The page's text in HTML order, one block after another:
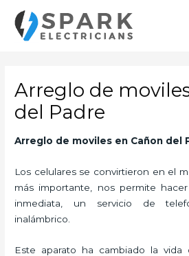
contenido
Arreglo de
del Padre
Arreglo de moviles en Cañon del
Los celulares se convirtieron en el
más importante, nos permite
inmediata, un servicio de
inalámbrico.
Este aparato ha cambiado la vida